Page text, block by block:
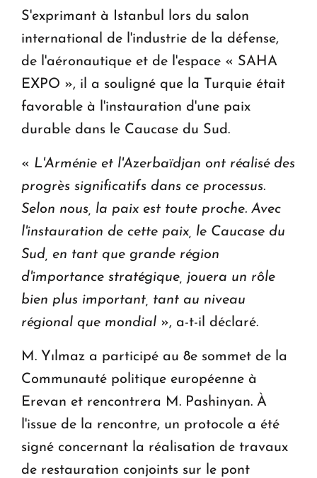
ouvrira ses portes à Dilijan
S'exprimant à Istanbul lors du salon
international de l'industrie de la défense,
de l'aéronautique et de l'espace « SAHA
EXPO », il a souligné que la Turquie était
favorable à l'instauration d'une paix
durable dans le Caucase du Sud.
« L'Arménie et l'Azerbaïdjan ont réalisé des
progrès significatifs dans ce processus.
Selon nous, la paix est toute proche. Avec
l'instauration de cette paix, le Caucase du
Sud, en tant que grande région
d'importance stratégique, jouera un rôle
bien plus important, tant au niveau
régional que mondial », a-t-il déclaré.
M. Yılmaz a participé au 8e sommet de la
Communauté politique européenne à
Erevan et rencontrera M. Pashinyan. À
l'issue de la rencontre, un protocole a été
signé concernant la réalisation de travaux
de restauration conjoints sur le pont